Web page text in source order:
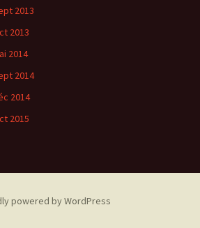
2013
2013
2014
2014
2014
2015
powered by WordPress